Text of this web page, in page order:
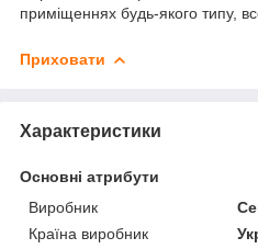
приміщеннях будь-якого типу,
Приховати
Характеристики
Основні атрибути
Виробник
Країна виробник